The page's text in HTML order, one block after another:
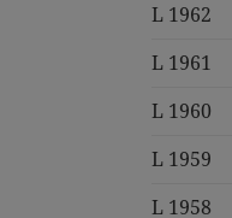
L 1962
L 1961
L 1960
L 1959
L 1958